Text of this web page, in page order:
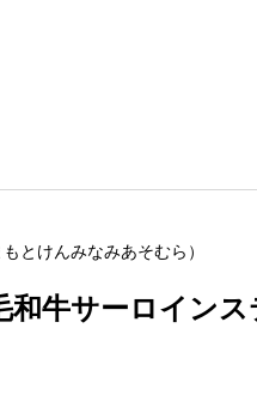
もとけんみなみあそむら ）
和牛サーロイン